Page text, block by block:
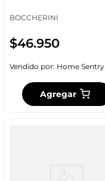
BOCCHERINI
$46.950
Vendido por: Home Sentry
Agregar